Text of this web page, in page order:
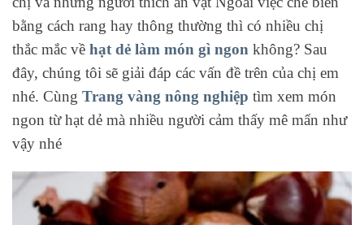
bằng cách rang hay thông thường thì có nhiều chị
thắc mắc về hạt dẻ làm món gì ngon không? Sau
đây, chúng tôi sẽ giải đáp các vấn đề trên của chị em
nhé. Cùng Trang vàng nông nghiệp tìm xem món
ngon từ hạt dẻ mà nhiều người cảm thấy mê mẩn như
vậy nhé